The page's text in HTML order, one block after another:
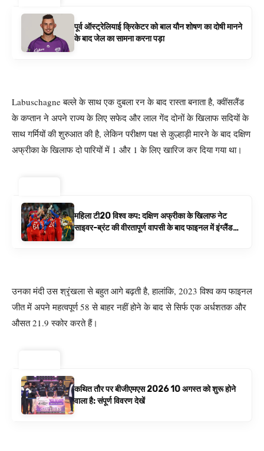
पूर्व ऑस्ट्रेलियाई क्रिकेटर को बाल यौन शोषण का दोषी मानने
के बाद जेल का सामना करना पड़ा
Labuschagne बल्ले के साथ एक दुबला रन के बाद रास्ता बनाता है, क्वींसलैंड
के कप्तान ने अपने राज्य के लिए सफेद और लाल गेंद दोनों के खिलाफ सदियों के
साथ गर्मियों की शुरुआत की है, लेकिन परीक्षण पक्ष से कुल्हाड़ी मारने के बाद दक्षिण
अफ्रीका के खिलाफ दो पारियों में 1 और 1 के लिए खारिज कर दिया गया था।
महिला टी20 विश्व कप: दक्षिण अफ्रीका के खिलाफ नेट
साइवर-ब्रंट की वीरतापूर्ण वापसी के बाद फाइनल में इंग्लैंड
उनका मंदी उस श्रृंखला से बहुत आगे बढ़ती है, हालांकि, 2023 विश्व कप फाइनल
जीत में अपने महत्वपूर्ण 58 से बाहर नहीं होने के बाद से सिर्फ एक अर्धशतक और
औसत 21.9 स्कोर करते हैं।
कथित तौर पर बीजीएमएस 2026 10 अगस्त को शुरू होने
वाला है: संपूर्ण विवरण देखें